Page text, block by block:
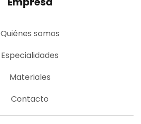
Quiénes somos
Especialidades
Materiales
Contacto